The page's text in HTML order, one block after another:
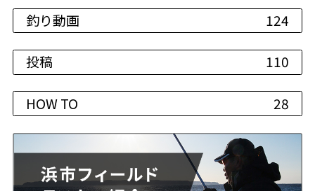
釣り動画 124
投稿 110
HOW TO 28